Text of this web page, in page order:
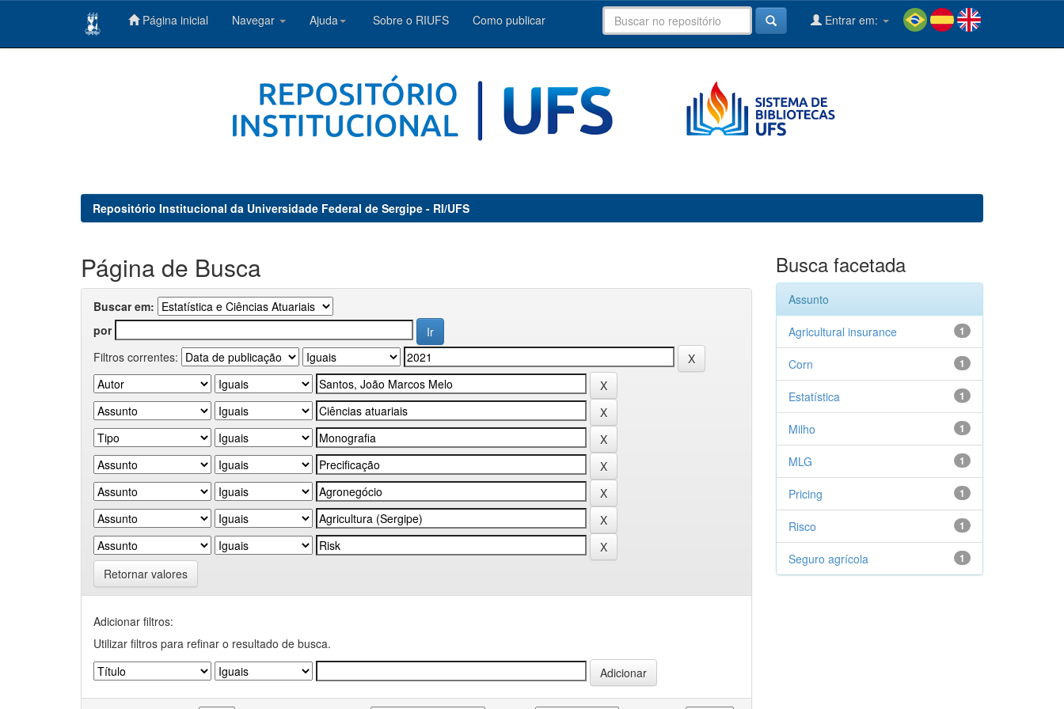
Página inicial Navegar Ajuda Sobre o RIUFS Como publicar Entrar em:
Repositório Institucional da Universidade Federal de Sergipe - RI/UFS
Página de Busca
Buscar em:
por
Filtros correntes:
Retornar valores
Adicionar filtros:
Utilizar filtros para refinar o resultado de busca.
Busca facetada
Assunto
1
Agricultural insurance
1
Corn
1
Estatística
1
Milho
1
MLG
1
Pricing
1
Risco
1
Seguro agrícola